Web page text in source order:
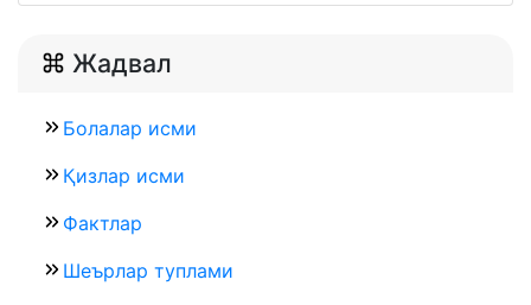
Жадвал
Болалар исми
Қизлар исми
Фактлар
Шеърлар туплами